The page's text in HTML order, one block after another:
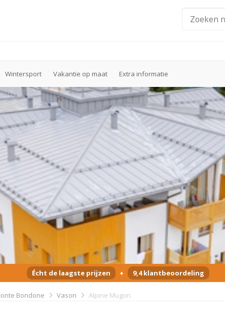
Wintersport Vakantie op maat Extra informatie
Écht de laagste prijzen + 9,4 klantbeoordeling
Bondone Vason Alpine Mugon